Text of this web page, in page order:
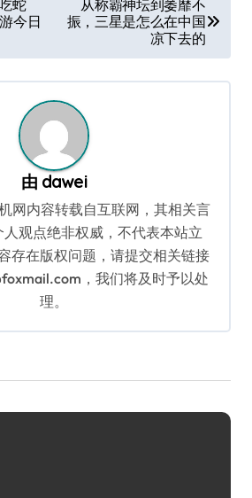
蛇
今日
从称霸神坛到萎靡不
振，三星是怎么在中国
凉下去的
由 dawei
网内容转载自互联网，其相关言
观点绝非权威，不代表本站立
存在版权问题，请提交相关链接
，我们将及时予以处
理。